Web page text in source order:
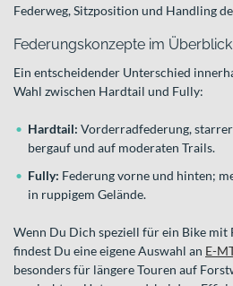
Federweg, Sitzposition und Handling
Federungskonzepte im Überblick
Ein entscheidender Unterschied
Wahl zwischen Hardtail und Fully:
Hardtail: Vorderradfederung,
bergauf und auf moderaten Trails.
Fully: Federung vorne und hinten;
in ruppigem Gelände.
Wenn Du Dich speziell für ein Bike
findest Du eine eigene Auswahl an E-
besonders für längere Touren auf